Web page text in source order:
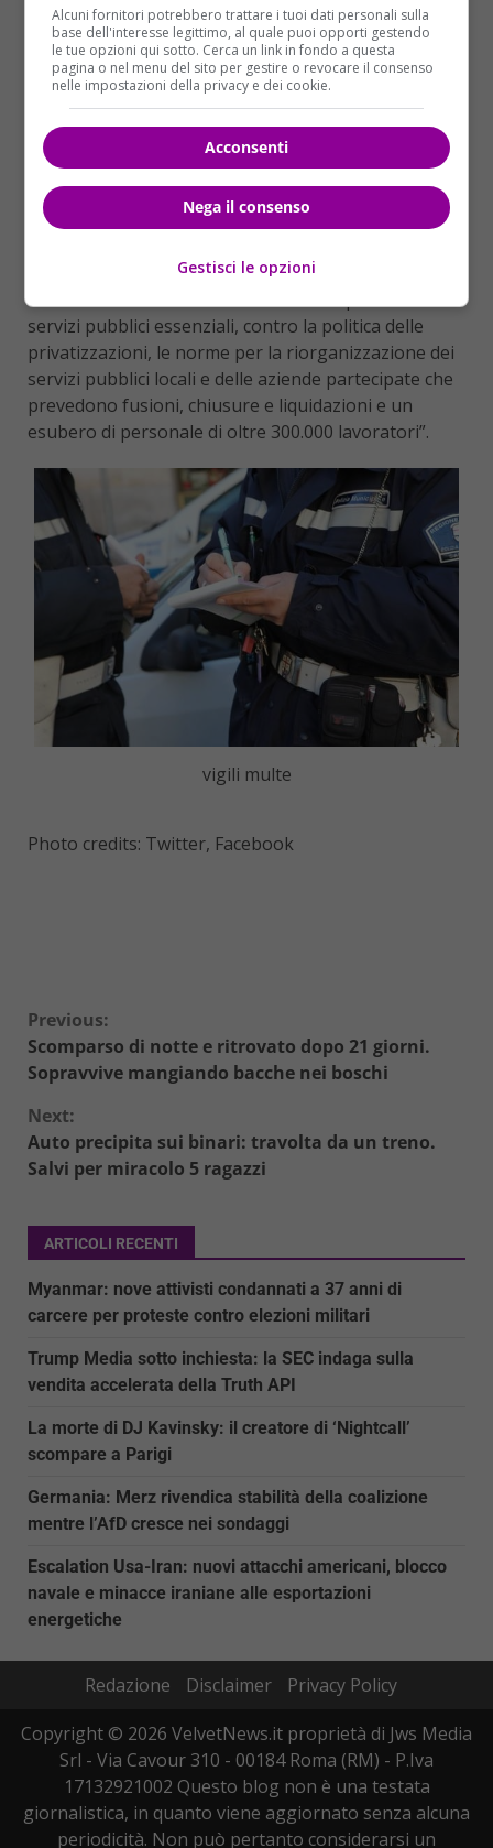
FASCE GARANZIA
Nel caso della protesta di 24 oresarannoin vigore
le due fasce di garanziadurante le quali il servizio
funzionerà regolarmente: fino alle 8.30 edalle 17
alle 20
. L’ultimo sciopero nel settore dei trasporti del
16 giugno (allora generale e per l’intera giornata)
proclamato da sindacati autonomi e di base aveva
portato lo stesso ministro dei Trasporti Graziano
protesta, spiega l’Unione sindacale di base, quella di
“difendere il diritto dell’esercizio di sciopero nei
servizi pubblici essenziali, contro la politica delle
privatizzazioni, le norme per la riorganizzazione dei
servizi pubblici locali e delle aziende partecipate che
prevedono fusioni, chiusure e liquidazioni e un
esubero di personale di oltre 300.000 lavoratori”.
vigili multe
Photo credits: Twitter, Facebook
Continue
Reading
Previous:
Scomparso di notte e ritrovato dopo 21 giorni.
Sopravvive mangiando bacche nei boschi
Next:
Auto precipita sui binari: travolta da un treno.
Salvi per miracolo 5 ragazzi
ARTICOLI RECENTI
Myanmar: nove attivisti condannati a 37 anni di
carcere per proteste contro elezioni militari
Trump Media sotto inchiesta: la SEC indaga sulla
vendita accelerata della Truth API
La morte di DJ Kavinsky: il creatore di ‘Nightcall’
scompare a Parigi
Germania: Merz rivendica stabilità della coalizione
mentre l’AfD cresce nei sondaggi
Escalation Usa-Iran: nuovi attacchi americani, blocco
navale e minacce iraniane alle esportazioni
energetiche
Redazione Disclaimer
Privacy Policy
Copyright © 2026 VelvetNews.it proprietà di Jws Media
Srl - Via Cavour 310 - 00184 Roma (RM) - P.Iva
17132921002 Questo blog non è una testata
giornalistica, in quanto viene aggiornato senza alcuna
periodicità. Non può pertanto considerarsi un
Alcuni fornitori potrebbero trattare i tuoi dati personali sulla
base dell'interesse legittimo, al quale puoi opporti gestendo
le tue opzioni qui sotto. Cerca un link in fondo a questa
pagina o nel menu del sito per gestire o revocare il consenso
nelle impostazioni della privacy e dei cookie.
Acconsenti
Nega il consenso
Gestisci le opzioni